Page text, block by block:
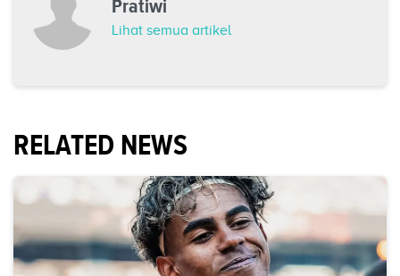
Pratiwi
Lihat semua artikel
RELATED NEWS